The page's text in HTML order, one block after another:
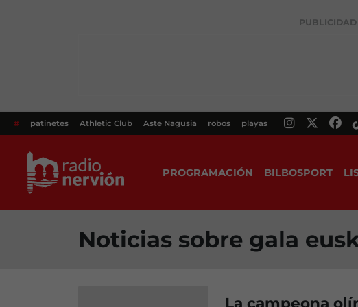
PUBLICIDAD
# patinetes Athletic Club Aste Nagusia robos playas
PROGRAMACIÓN BILBOSPORT
Noticias sobre gala
La campeona